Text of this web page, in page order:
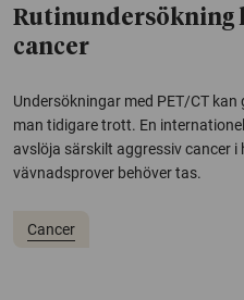
Rutinundersökning
cancer
Undersökningar med PET/CT
man tidigare trott. En
avslöja särskilt aggressiv cancer
vävnadsprover behöver tas.
Cancer